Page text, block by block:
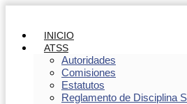
INICIO
ATSS
Autoridades
Comisiones
Estatutos
Reglamento de Disciplina